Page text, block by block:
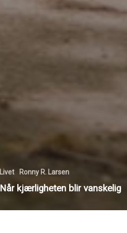
Livet Ronny R. Larsen
Når kjærligheten blir vanskelig